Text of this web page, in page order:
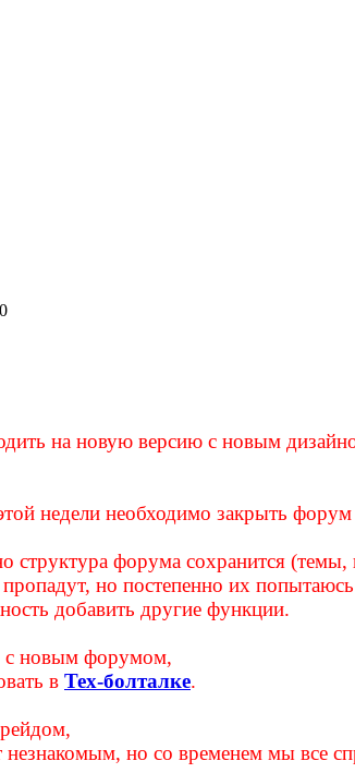
на новую версию с новым
недели необходимо закрыть
форума сохранится (темы,
но постепенно их попытаюсь
добавить другие функции.
с новым форумом,
в Тех-болталке.
но со временем мы все